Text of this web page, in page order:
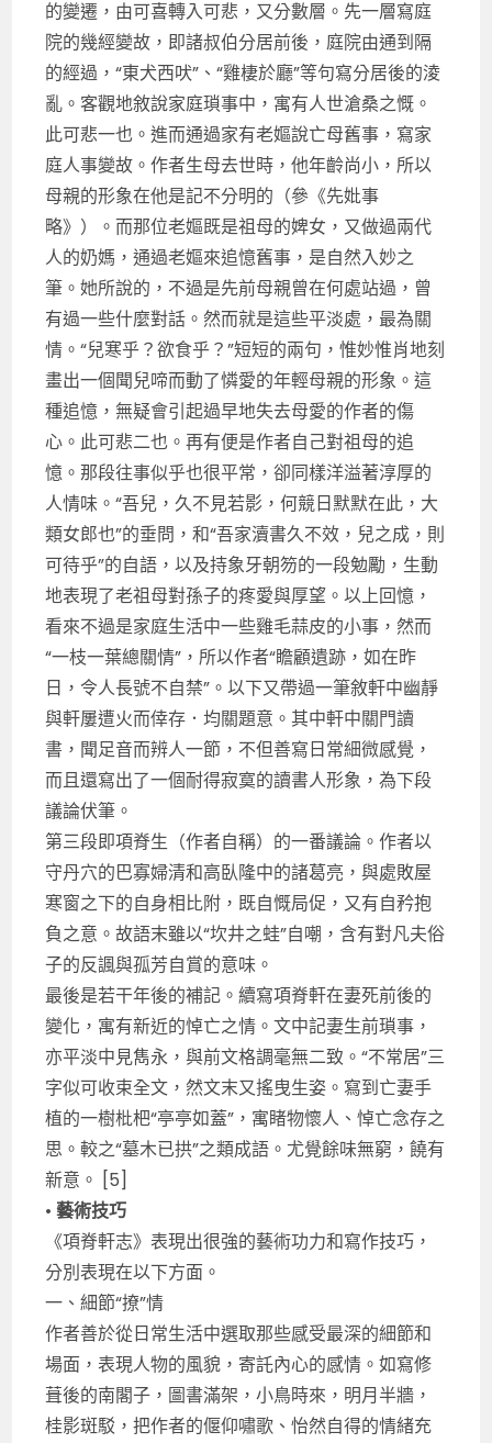
的變遷，由可喜轉入可悲，又分數層。先一層寫庭
院的幾經變故，即諸叔伯分居前後，庭院由通到隔
的經過，“東犬西吠”、“雞棲於廳”等句寫分居後的淩
亂。客觀地敘說家庭瑣事中，寓有人世滄桑之慨。
此可悲一也。進而通過家有老嫗說亡母舊事，寫家
庭人事變故。作者生母去世時，他年齡尚小，所以
母親的形象在他是記不分明的（參《先妣事
略》）。而那位老嫗既是祖母的婢女，又做過兩代
人的奶媽，通過老嫗來追憶舊事，是自然入妙之
筆。她所說的，不過是先前母親曾在何處站過，曾
有過一些什麼對話。然而就是這些平淡處，最為關
情。“兒寒乎？欲食乎？”短短的兩句，惟妙惟肖地刻
畫出一個聞兒啼而動了憐愛的年輕母親的形象。這
種追憶，無疑會引起過早地失去母愛的作者的傷
心。此可悲二也。再有便是作者自己對祖母的追
憶。那段往事似乎也很平常，卻同樣洋溢著淳厚的
人情味。“吾兒，久不見若影，何競日默默在此，大
類女郎也”的垂問，和“吾家瀆書久不效，兒之成，則
可待乎”的自語，以及持象牙朝笏的一段勉勵，生動
地表現了老祖母對孫子的疼愛與厚望。以上回憶，
看來不過是家庭生活中一些雞毛蒜皮的小事，然而
“一枝一葉總關情”，所以作者“瞻顧遺跡，如在昨
日，令人長號不自禁”。以下又帶過一筆敘軒中幽靜
與軒屢遭火而倖存．均關題意。其中軒中關門讀
書，聞足音而辨人一節，不但善寫日常細微感覺，
而且還寫出了一個耐得寂寞的讀書人形象，為下段
議論伏筆。
第三段即項脊生（作者自稱）的一番議論。作者以
守丹穴的巴寡婦清和高臥隆中的諸葛亮，與處敗屋
寒窗之下的自身相比附，既自慨局促，又有自矜抱
負之意。故語末雖以“坎井之蛙”自嘲，含有對凡夫俗
子的反諷與孤芳自賞的意味。
最後是若干年後的補記。續寫項脊軒在妻死前後的
變化，寓有新近的悼亡之情。文中記妻生前瑣事，
亦平淡中見雋永，與前文格調毫無二致。“不常居”三
字似可收束全文，然文末又搖曳生姿。寫到亡妻手
植的一樹枇杷“亭亭如蓋”，寓睹物懷人、悼亡念存之
思。較之“墓木已拱”之類成語。尤覺餘味無窮，饒有
新意。 [5]
•藝術技巧
《項脊軒志》表現出很強的藝術功力和寫作技巧，
分別表現在以下方面。
一、細節“撩”情
作者善於從日常生活中選取那些感受最深的細節和
場面，表現人物的風貌，寄託內心的感情。如寫修
葺後的南閣子，圖書滿架，小鳥時來，明月半牆，
桂影斑駁，把作者的偃仰嘯歌、怡然自得的情緒充